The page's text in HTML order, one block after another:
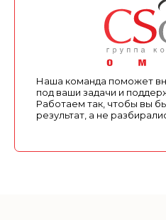
Наша команда поможет
под ваши задачи и
Работаем так, чтобы вы
результат, а не